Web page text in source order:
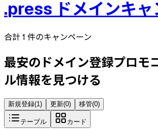
.press ドメインキ
合計 1 件のキャンペーン
最安のドメイン登録プロモ
ル情報を見つける
新規登録(1) 更新(0) 移管(0)
テーブル カード